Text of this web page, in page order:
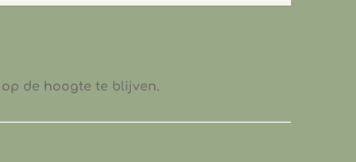
op de hoogte te blijven.